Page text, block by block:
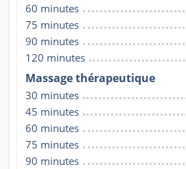
60 minutes
75 minutes
90 minutes
120 minutes
Massage thérapeutique
30 minutes
45 minutes
60 minutes
75 minutes
90 minutes